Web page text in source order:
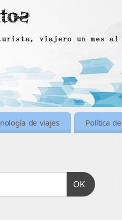
de viajes Política
OK